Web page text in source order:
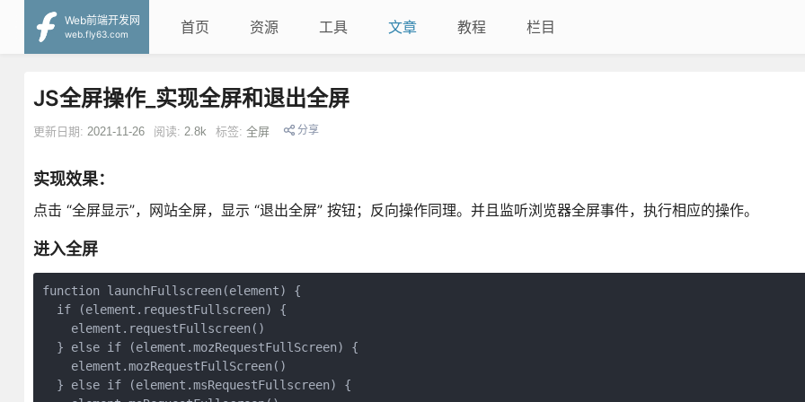
Web前端开发网
web.fly63.com
首页 资源 工具 文章 教程 栏目
JS全屏操作_实现全屏和退出全屏
更新日期: 2021-11-26 阅读: 2.8k 标签: 全屏 分享
实现效果：
点击 “全屏显示”，网站全屏，显示 “退出全屏” 按钮；反向操作同理。并且监听浏览器全屏事件，执行相应的操作。
进入全屏
function launchFullscreen(element) {
  if (element.requestFullscreen) {
    element.requestFullscreen()
  } else if (element.mozRequestFullScreen) {
    element.mozRequestFullScreen()
  } else if (element.msRequestFullscreen) {